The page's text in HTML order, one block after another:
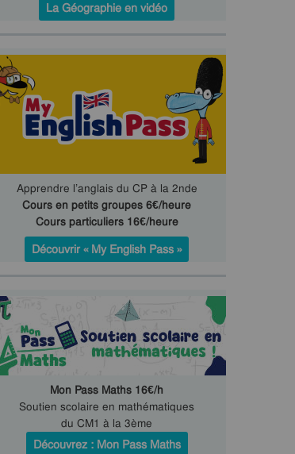
La Géographie en vidéo
Apprendre l’anglais du CP à la 2nde
Cours en petits groupes 6€/heure
Cours particuliers 16€/heure
Découvrir « My English Pass »
Mon Pass Maths 16€/h
Soutien scolaire en mathématiques
du CM1 à la 3ème
Découvrez : Mon Pass Maths